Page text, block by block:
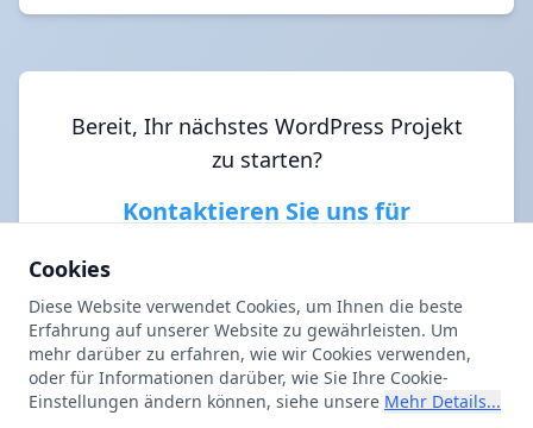
Bereit, Ihr nächstes WordPress Projekt
zu starten?
Kontaktieren Sie uns für
Cookies
Diese Website verwendet Cookies, um Ihnen die beste
Erfahrung auf unserer Website zu gewährleisten. Um
mehr darüber zu erfahren, wie wir Cookies verwenden,
oder für Informationen darüber, wie Sie Ihre Cookie-
Einstellungen ändern können, siehe unsere Mehr Details...